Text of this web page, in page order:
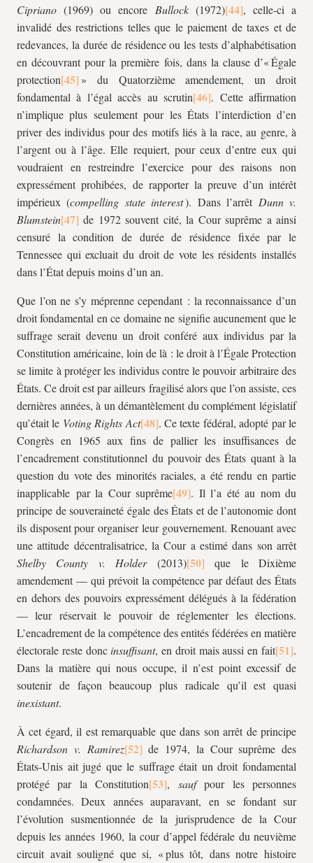
Cipriano (1969) ou encore Bullock(1972)
, celle-ci a
invalidé des restrictions telles que le paiement de taxes et de
redevances, la durée de résidence ou les tests d’alphabétisation
en découvrant pour la première fois, dans la clause d’« Égale
protection
» du Quatorzième amendement, un droit
fondamental à l’égal accès au scrutin
. Cette affirmation
n’implique plus seulement pour les États l’interdiction d’en
priver des individus pour des motifs liés à la race, au genre, à
l’argent ou à l’âge. Elle requiert, pour ceux d’entre eux qui
voudraient en restreindre l’exercice pour des raisons non
expressément prohibées, de rapporter la preuve d’un intérêt
impérieux (compelling state interest). Dans l’arrêt Dunn v.
Blumstein
de 1972 souvent cité, la Cour suprême a ainsi
censuré la condition de durée de résidence fixée par le
Tennessee qui excluait du droit de vote les résidents installés
dans l’État depuis moins d’un an.
Que l’on ne s’y méprenne cependant : la reconnaissance d’un
droit fondamental en ce domaine ne signifie aucunement que le
suffrage serait devenu un droit conféré aux individus par la
Constitution américaine, loin de là : le droit à l’Égale Protection
se limite à protéger les individus contre le pouvoir arbitraire des
États. Ce droit est par ailleurs fragilisé alors que l’on assiste, ces
dernières années, à un démantèlement du complément législatif
qu’était le Voting Rights Act
. Ce texte fédéral, adopté par le
Congrès en 1965 aux fins de pallier les insuffisances de
l’encadrement constitutionnel du pouvoir des États quant à la
question du vote des minorités raciales, a été rendu en partie
inapplicable par la Cour suprême
. Il l’a été au nom du
principe de souveraineté égale des États et de l’autonomie dont
ils disposent pour organiser leur gouvernement. Renouant avec
une attitude décentralisatrice, la Cour a estimé dans son arrêt
Shelby County v. Holder(2013)
que le Dixième
amendement — qui prévoit la compétence par défaut des États
en dehors des pouvoirs expressément délégués à la fédération
— leur réservait le pouvoir de réglementer les élections.
L’encadrement de la compétence des entités fédérées en matière
électorale reste donc insuffisant, en droit mais aussi en fait
.
Dans la matière qui nous occupe, il n’est point excessif de
soutenir de façon beaucoup plus radicale qu’il est quasi
inexistant.
À cet égard, il est remarquable que dans son arrêt de principe
Richardson v. Ramirez
de 1974, la Cour suprême des
États-Unis ait jugé que le suffrage était un droit fondamental
protégé par la Constitution
, saufpour les personnes
condamnées. Deux années auparavant, en se fondant sur
l’évolution susmentionnée de la jurisprudence de la Cour
depuis les années 1960, la cour d’appel fédérale du neuvième
circuit avait souligné que si, « plus tôt, dans notre histoire